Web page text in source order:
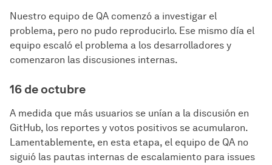
Nuestro equipo de QA comenzó a investigar el
problema, pero no pudo reproducirlo. Ese mismo día el
equipo escaló el problema a los desarrolladores y
comenzaron las discusiones internas.
16 de octubre
A medida que más usuarios se unían a la discusión en
GitHub, los reportes y votos positivos se acumularon.
Lamentablemente, en esta etapa, el equipo de QA no
siguió las pautas internas de escalamiento para issues